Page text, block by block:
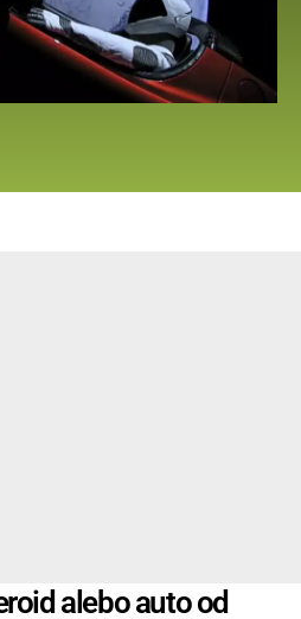
alebo auto od